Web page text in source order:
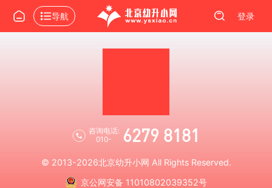
导航 登录
咨询电话:
010-
6279 8181
© 2013-2026北京幼升小网 All Rights Reserved.
京公网安备 11010802039352号